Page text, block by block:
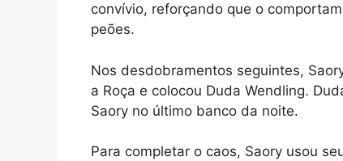
convívio, reforçando que o
peões.
Nos desdobramentos seguintes,
a Roça e colocou Duda Wendling.
Saory no último banco da noite.
Para completar o caos, Saory usou